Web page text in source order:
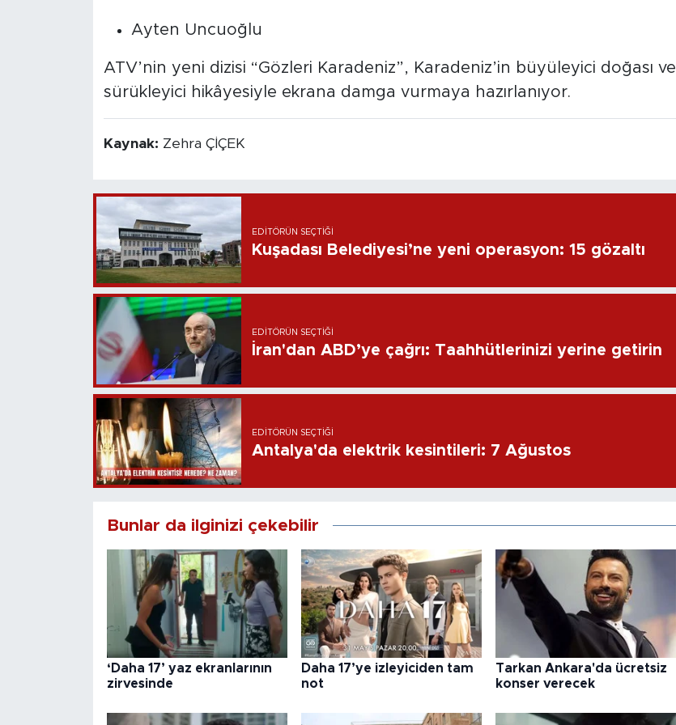
Ayten Uncuoğlu
ATV’nin yeni dizisi “Gözleri Karadeniz”, Karadeniz’in büyüleyici doğası ve
sürükleyici hikâyesiyle ekrana damga vurmaya hazırlanıyor.
Kaynak: Zehra ÇİÇEK
EDITÖRÜN SEÇTIĞI
Kuşadası Belediyesi’ne yeni operasyon: 15 gözaltı
EDITÖRÜN SEÇTIĞI
İran'dan ABD’ye çağrı: Taahhütlerinizi yerine getirin
EDITÖRÜN SEÇTIĞI
Antalya'da elektrik kesintileri: 7 Ağustos
Bunlar da ilginizi çekebilir
‘Daha 17’ yaz ekranlarının
zirvesinde
Daha 17’ye izleyiciden tam
not
Tarkan Ankara'da ücretsiz
konser verecek